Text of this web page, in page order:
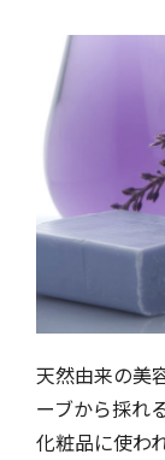
天然由来の美
ーブから採れ
化粧品に使わ